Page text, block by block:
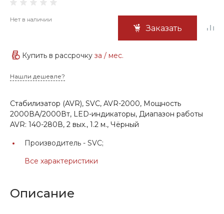
Нет в наличии
Заказать
Купить в рассрочку за / мес.
Нашли дешевле?
Стабилизатор (AVR), SVC, AVR-2000, Мощность
2000ВА/2000Вт, LED-индикаторы, Диапазон работы
AVR: 140-280В, 2 вых., 1.2 м., Чёрный
Производитель - SVC;
Все характеристики
Описание